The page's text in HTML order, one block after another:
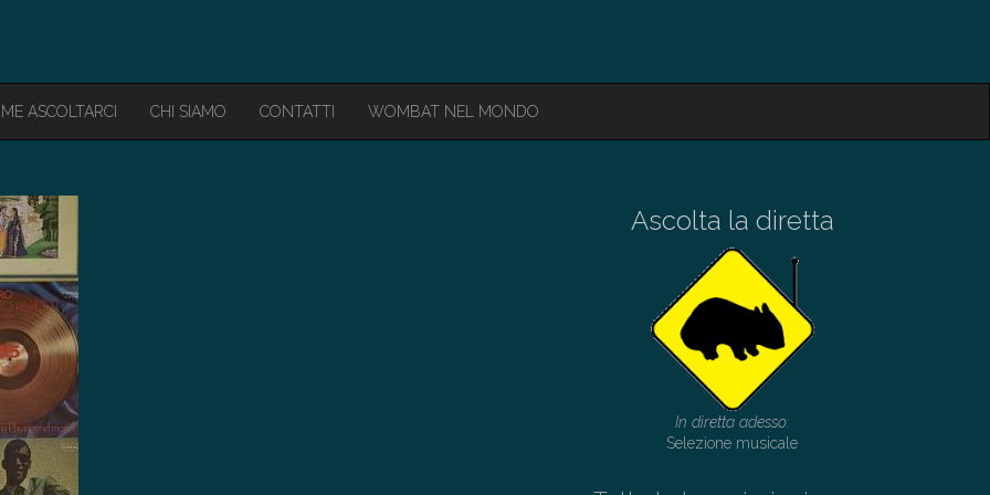
ASCOLTARCI CHI SIAMO CONTATTI WOMBAT NEL MONDO
Ascolta la diretta
In diretta adesso:
Selezione musicale